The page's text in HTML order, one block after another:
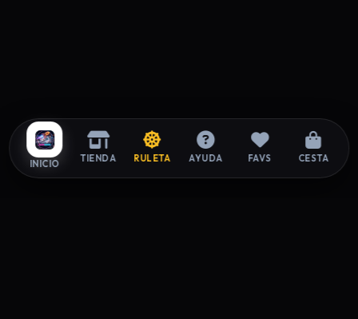
INICIO TIENDA RULETA AYUDA FAVS CESTA